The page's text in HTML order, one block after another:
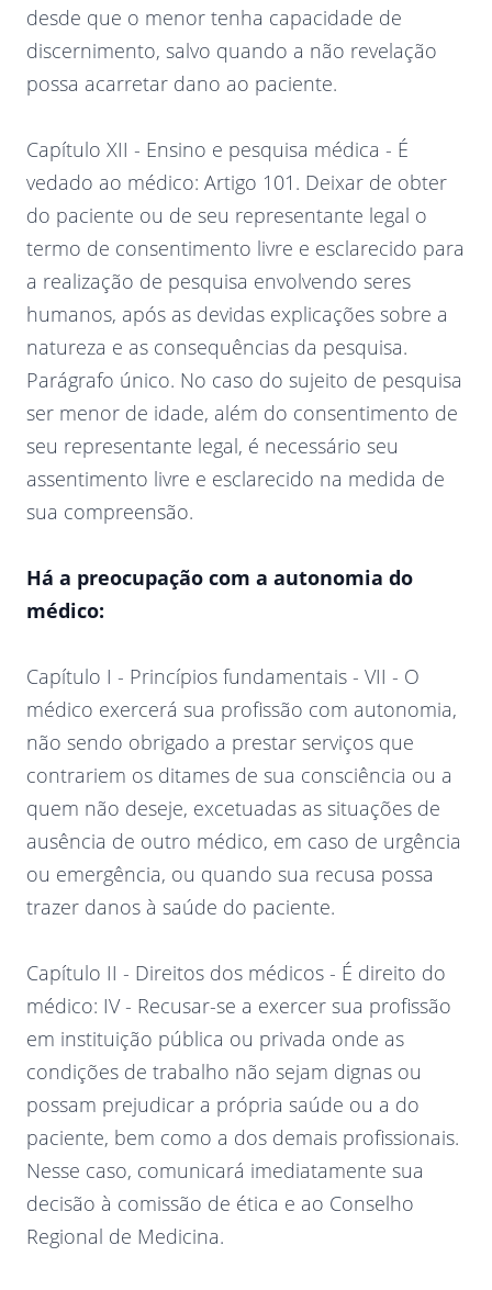
desde que o menor tenha capacidade de
discernimento, salvo quando a não revelação
possa acarretar dano ao paciente.
Capítulo XII - Ensino e pesquisa médica - É
vedado ao médico: Artigo 101. Deixar de obter
do paciente ou de seu representante legal o
termo de consentimento livre e esclarecido para
a realização de pesquisa envolvendo seres
humanos, após as devidas explicações sobre a
natureza e as consequências da pesquisa.
Parágrafo único. No caso do sujeito de pesquisa
ser menor de idade, além do consentimento de
seu representante legal, é necessário seu
assentimento livre e esclarecido na medida de
sua compreensão.
Há a preocupação com a autonomia do
médico:
Capítulo I - Princípios fundamentais - VII - O
médico exercerá sua profissão com autonomia,
não sendo obrigado a prestar serviços que
contrariem os ditames de sua consciência ou a
quem não deseje, excetuadas as situações de
ausência de outro médico, em caso de urgência
ou emergência, ou quando sua recusa possa
trazer danos à saúde do paciente.
Capítulo II - Direitos dos médicos - É direito do
médico: IV - Recusar-se a exercer sua profissão
em instituição pública ou privada onde as
condições de trabalho não sejam dignas ou
possam prejudicar a própria saúde ou a do
paciente, bem como a dos demais profissionais.
Nesse caso, comunicará imediatamente sua
decisão à comissão de ética e ao Conselho
Regional de Medicina.